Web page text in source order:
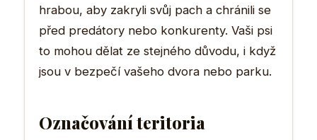
hrabou, aby zakryli svůj pach a chránili se
před predátory nebo konkurenty. Vaši psi
to mohou dělat ze stejného důvodu, i když
jsou v bezpečí vašeho dvora nebo parku.
Označování teritoria